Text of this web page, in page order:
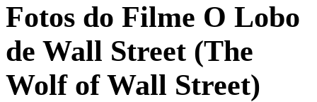
Fotos do Filme O Lobo
de Wall Street (The
Wolf of Wall Street)